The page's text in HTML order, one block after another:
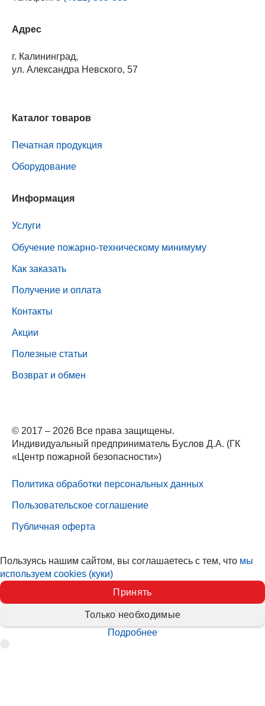
Адрес
г. Калининград,
ул. Александра Невского, 57
Каталог товаров
Печатная продукция
Оборудование
Информация
Услуги
Обучение пожарно-техническому минимуму
Как заказать
Получение и оплата
Контакты
Акции
Полезные статьи
Возврат и обмен
© 2017 – 2026 Все права защищены.
Индивидуальный предприниматель Буслов Д.А. (ГК
«Центр пожарной безопасности»)
Политика обработки персональных данных
Пользовательское соглашение
Публичная оферта
Пользуясь нашим сайтом, вы соглашаетесь с тем, что мы
используем cookies (куки)
Принять
Только необходимые
Подробнее